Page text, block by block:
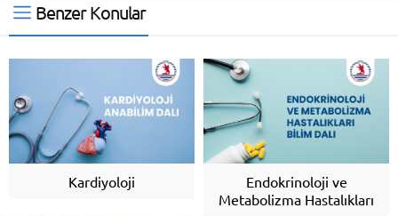
Benzer Konular
Kardiyoloji
Endokrinoloji ve
Metabolizma Hastalıkları